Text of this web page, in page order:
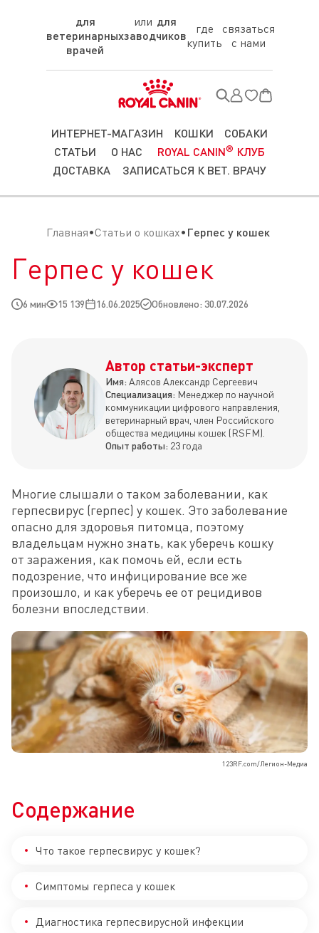
для
ветеринарных
врачей
для
заводчиков
где
купить
связаться
с нами
ИНТЕРНЕТ-МАГАЗИН КОШКИ
СОБАКИ
СТАТЬИ
О НАС ROYAL CANIN® КЛУБ
ДОСТАВКА
ЗАПИСАТЬСЯ К ВЕТ. ВРАЧУ
Главная Статьи о кошках Герпес у кошек
Герпес у кошек
6 мин 15 139 16.06.2025 Обновлено: 30.07.2026
Автор статьи-эксперт
Имя: Алясов Александр Сергеевич
Специализация: Менеджер по научной
коммуникации цифрового направления,
ветеринарный врач, член Российского
общества медицины кошек (RSFM).
Опыт работы: 23 года
Многие слышали о таком заболевании, как
герпесвирус (герпес) у кошек. Это заболевание
опасно для здоровья питомца, поэтому
владельцам нужно знать, как уберечь кошку
от заражения, как помочь ей, если есть
подозрение, что инфицирование все же
произошло, и как уберечь ее от рецидивов
болезни впоследствии.
123RF.com/Легион-Медиа
Содержание
Что такое герпесвирус у кошек?
Симптомы герпеса у кошек
Диагностика герпесвирусной инфекции